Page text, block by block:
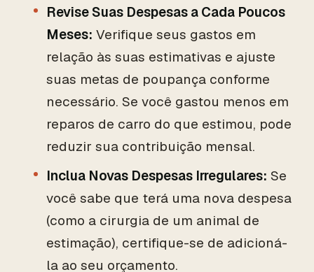
Revise Suas Despesas a Cada Poucos
Meses: Verifique seus gastos em
relação às suas estimativas e ajuste
suas metas de poupança conforme
necessário. Se você gastou menos em
reparos de carro do que estimou, pode
reduzir sua contribuição mensal.
Inclua Novas Despesas Irregulares: Se
você sabe que terá uma nova despesa
(como a cirurgia de um animal de
estimação), certifique-se de adicioná-
la ao seu orçamento.